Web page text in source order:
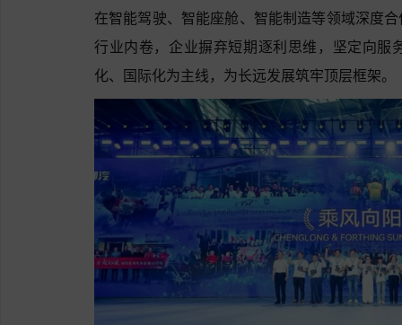
在智能驾驶、智能座舱、智能制造等领域深度
行业内卷，企业摒弃短期逐利思维，坚定向
化、国际化为主线，为长远发展筑牢顶层框架。